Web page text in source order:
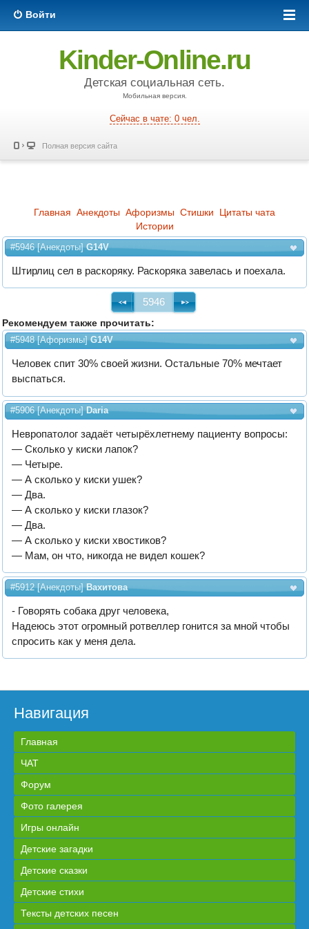
Войти
Kinder-Online.ru
Детская социальная сеть.
Мобильная версия.
Сейчас в чате: 0 чел.
Полная версия сайта
Главная Анекдоты Афоризмы Стишки
Цитаты чата
Истории
#5946[Анекдоты]G14V
Штирлиц сел в раскоряку. Раскоряка завелась и поехала.
5946
Рекомендуем также прочитать:
#5948[Афоризмы]G14V
Человек спит 30% своей жизни. Остальные 70% мечтает
выспаться.
#5906[Анекдоты]Daria
Невропатолог задаёт четырёхлетнему пациенту вопросы:
— Сколько у киски лапок?
— Четыре.
— А сколько у киски ушек?
— Два.
— А сколько у киски глазок?
— Два.
— А сколько у киски хвостиков?
— Мам, он что, никогда не видел кошек?
#5912[Анекдоты]Вахитова
- Говорять собака друг человека,
Надеюсь этот огромный ротвеллер гонится за мной чтобы
спросить как у меня дела.
Навигация
Главная
ЧАТ
Форум
Фото галерея
Игры онлайн
Детские загадки
Детские сказки
Детские стихи
Тексты детских песен